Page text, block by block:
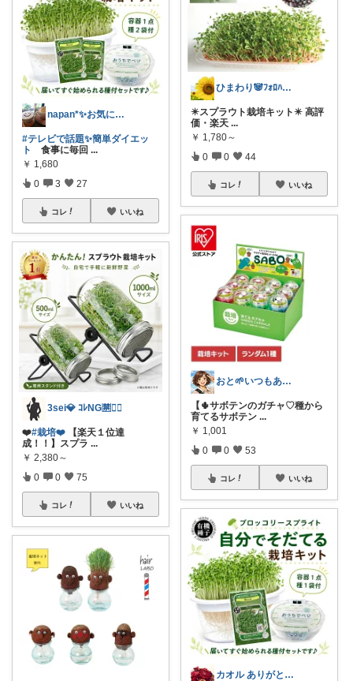
napan*✨お気に入りと暮らす毎日✨
#テレビで話題✨簡単ダイエッ
ト
食事に毎回 ...
￥ 1,680
0 3 27
コレ いいね
3sei💎 ｺﾚNG🈲🙅‍♀️
❤️#栽培❤️ 【楽天１位達
成！！】スプラ ...
￥ 2,380～
0 0 75
コレ いいね
ひまわり🐼ﾌｫﾛﾊﾞ100❤️感謝
✴️スプラウト栽培キット✴️ 高評
価・楽天 ...
￥ 1,780～
0 0 44
コレ いいね
おと🌱いつもありがとう😊
【🌵サボテンのガチャ♡種から
育てるサボテン ...
￥ 1,001
0 0 53
コレ いいね
カオル ありがとうございます🍀